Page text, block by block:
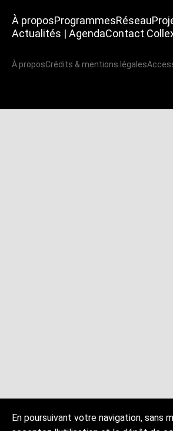
À proposProgrammesRéseau
Actualités | AgendaContact
À proposCrédits & mentions légales
En poursuivant votre navigation, sans